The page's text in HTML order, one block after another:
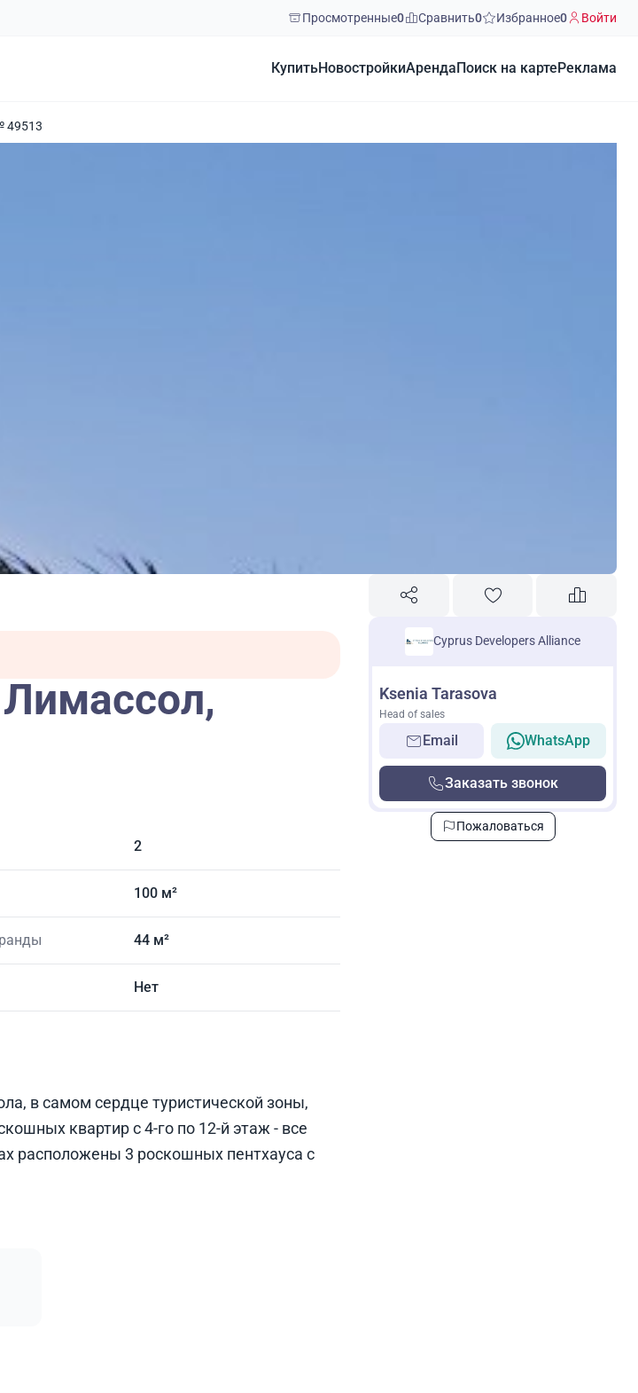
Просмотренные0 Сравнить0 Избранное0 Войти
КупитьНовостройкиАренда Поиск на карте Реклама
49513
2
100 м²
44 м²
Нет
в самом сердце туристической зоны,
квартир с 4-го по 12-й этаж - все
расположены 3 роскошных пентхауса с
Cyprus Developers Alliance
Ksenia Tarasova
Head of sales
Email WhatsApp
Заказать звонок
Пожаловаться